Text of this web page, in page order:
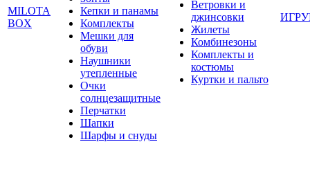
MILOTA
BOX
Кепки и панамы
Комплекты
Мешки для
обуви
Наушники
утепленные
Очки
солнцезащитные
Перчатки
Шапки
Шарфы и снуды
Ветровки и
джинсовки
Жилеты
Комбинезоны
Комплекты и
костюмы
Куртки и пальто